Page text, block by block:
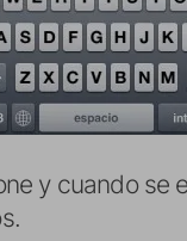
y cuando